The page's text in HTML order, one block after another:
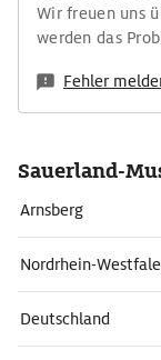
Wir freuen uns
werden das
Fehler
Sauerland-
Arnsberg
Nordrhein-
Deutschland